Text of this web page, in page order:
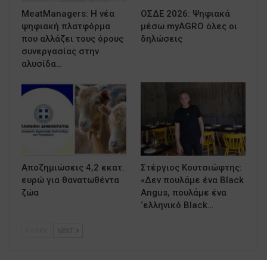
MeatManagers: Η νέα
ψηφιακή πλατφόρμα
που αλλάζει τους όρους
συνεργασίας στην
αλυσίδα…
ΟΣΔΕ 2026: Ψηφιακά
μέσω myAGRO όλες οι
δηλώσεις
Αποζημιώσεις 4,2 εκατ.
ευρώ για θανατωθέντα
ζώα
Στέργιος Κουτσιώφτης:
«Δεν πουλάμε ένα Black
Angus, πουλάμε ένα
‘ελληνικό Black…
NEXT